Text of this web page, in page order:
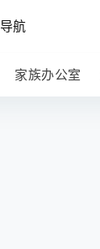
导航
家族办公室